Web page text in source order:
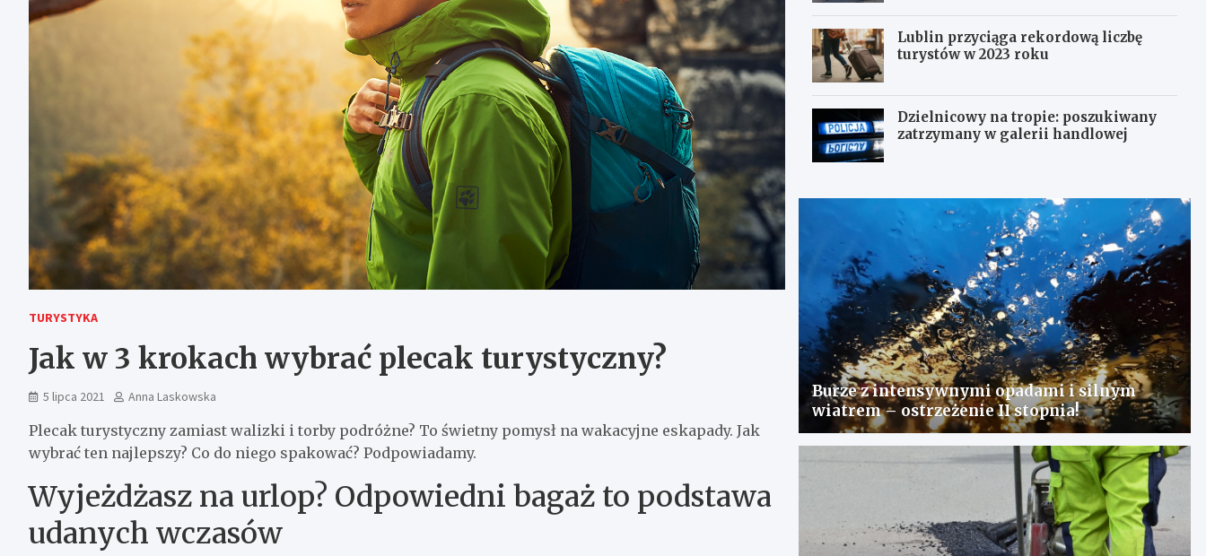
TURYSTYKA
Jak w 3 krokach wybrać plecak turystyczny?
5 lipca 2021 Anna Laskowska
Plecak turystyczny zamiast walizki i torby podróżne? To świetny pomysł na wakacyjne eskapady. Jak
wybrać ten najlepszy? Co do niego spakować? Podpowiadamy.
Wyjeżdżasz na urlop? Odpowiedni bagaż to podstawa
udanych wczasów
Lublin przyciąga rekordową liczbę
turystów w 2023 roku
Dzielnicowy na tropie: poszukiwany
zatrzymany w galerii handlowej
Burze z intensywnymi opadami i silnym
wiatrem – ostrzeżenie II stopnia!